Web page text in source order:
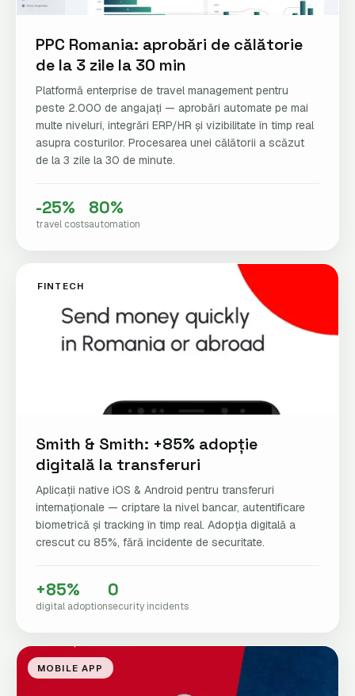
PPC Romania: aprobări de călătorie
de la 3 zile la 30 min
Platformă enterprise de travel management pentru
peste 2.000 de angajați — aprobări automate pe mai
multe niveluri, integrări ERP/HR și vizibilitate în timp real
asupra costurilor. Procesarea unei călătorii a scăzut
de la 3 zile la 30 de minute.
-25%
travel costs
80%
automation
FINTECH
Smith & Smith: +85% adopție
digitală la transferuri
Aplicații native iOS & Android pentru transferuri
internaționale — criptare la nivel bancar, autentificare
biometrică și tracking în timp real. Adopția digitală a
crescut cu 85%, fără incidente de securitate.
+85%
digital adoption
0
security incidents
MOBILE APP